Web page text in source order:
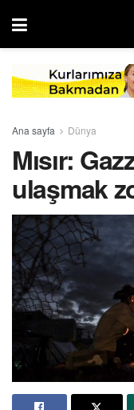
Ana sayfa Dünya
Mısır:
ulaşmak